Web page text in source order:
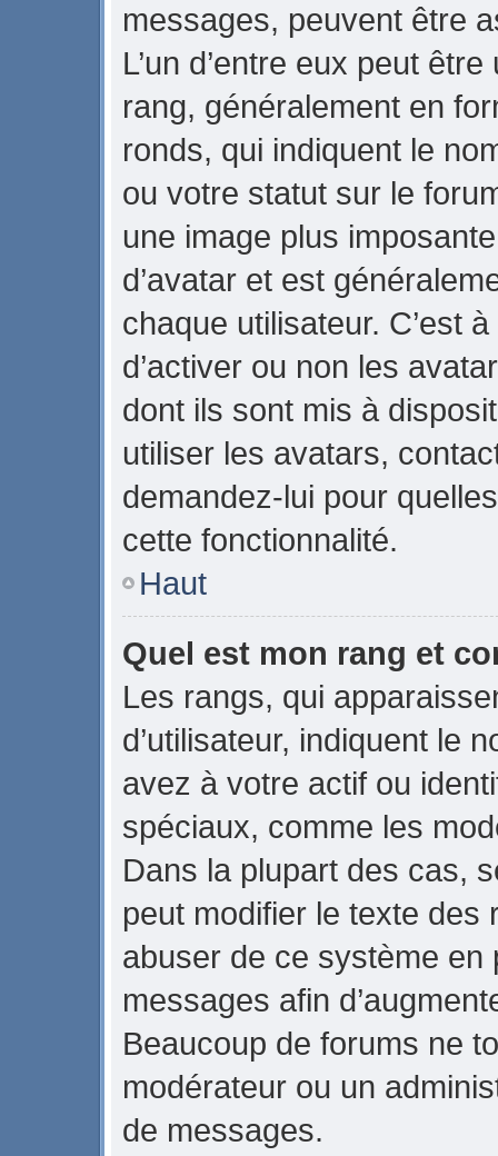
messages, peuvent être
L’un d’entre eux peut
rang, généralement en
ronds, qui indiquent le
ou votre statut sur le
une image plus
d’avatar et est
chaque utilisateur. C’est
d’activer ou non les
dont ils sont mis à
utiliser les avatars,
demandez-lui pour
cette fonctionnalité.
Haut
Quel est mon rang et
Les rangs, qui
d’utilisateur, indiquent le
avez à votre actif ou
spéciaux, comme les
Dans la plupart des cas,
peut modifier le texte des
abuser de ce système en
messages afin
Beaucoup de forums ne
modérateur ou un
de messages.